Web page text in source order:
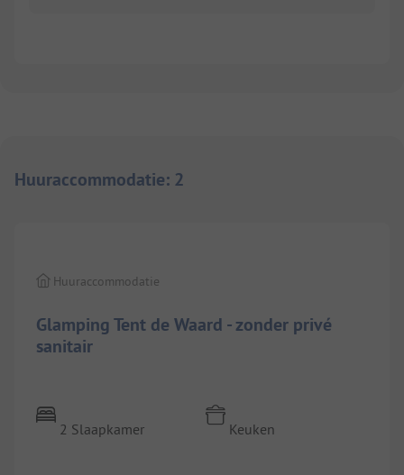
Huuraccommodatie: 2
Glamping Tent de Waard - zonder privé
sanitair
Huuraccommodatie
2 Slaapkamer Keuken